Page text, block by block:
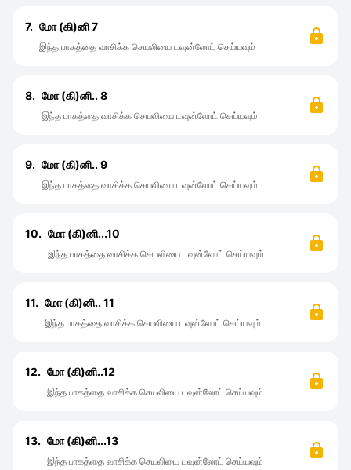
7. மோ (கி)னி 7
இந்த பாகத்தை வாசிக்க செயலியை டவுன்லோட் செய்யவும்
8. மோ (கி)னி.. 8
இந்த பாகத்தை வாசிக்க செயலியை டவுன்லோட் செய்யவும்
9. மோ (கி)னி.. 9
இந்த பாகத்தை வாசிக்க செயலியை டவுன்லோட் செய்யவும்
10. மோ (கி)னி...10
இந்த பாகத்தை வாசிக்க செயலியை டவுன்லோட் செய்யவும்
11. மோ (கி)னி.. 11
இந்த பாகத்தை வாசிக்க செயலியை டவுன்லோட் செய்யவும்
12. மோ (கி)னி..12
இந்த பாகத்தை வாசிக்க செயலியை டவுன்லோட் செய்யவும்
13. மோ (கி)னி...13
இந்த பாகத்தை வாசிக்க செயலியை டவுன்லோட் செய்யவும்